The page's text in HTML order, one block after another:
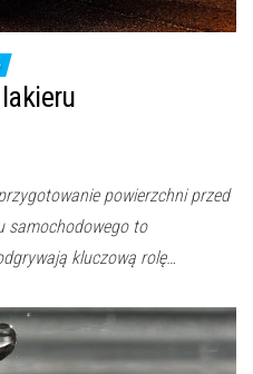
powierzchni przed
samochodowego to
kluczową rolę…